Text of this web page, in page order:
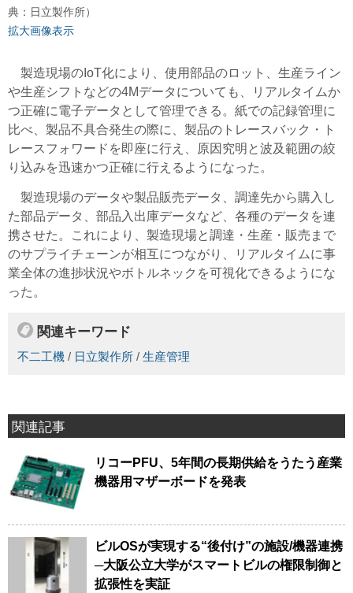
典：日立製作所）
拡大画像表示
製造現場のIoT化により、使用部品のロット、生産ライン
や生産シフトなどの4Mデータについても、リアルタイムか
つ正確に電子データとして管理できる。紙での記録管理に
比べ、製品不具合発生の際に、製品のトレースバック・ト
レースフォワードを即座に行え、原因究明と波及範囲の絞
り込みを迅速かつ正確に行えるようになった。
製造現場のデータや製品販売データ、調達先から購入し
た部品データ、部品入出庫データなど、各種のデータを連
携させた。これにより、製造現場と調達・生産・販売まで
のサプライチェーンが相互につながり、リアルタイムに事
業全体の進捗状況やボトルネックを可視化できるようにな
った。
関連キーワード
不二工機 / 日立製作所 / 生産管理
関連記事
リコーPFU、5年間の長期供給をうたう産業
機器用マザーボードを発表
ビルOSが実現する“後付け”の施設/機器連携
─大阪公立大学がスマートビルの権限制御と
拡張性を実証